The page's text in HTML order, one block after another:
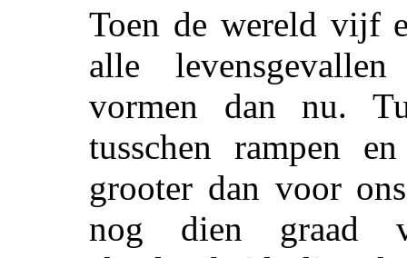
Toen de wereld vijf
alle
vormen dan nu.
tusschen rampen
grooter dan voor
nog dien graad